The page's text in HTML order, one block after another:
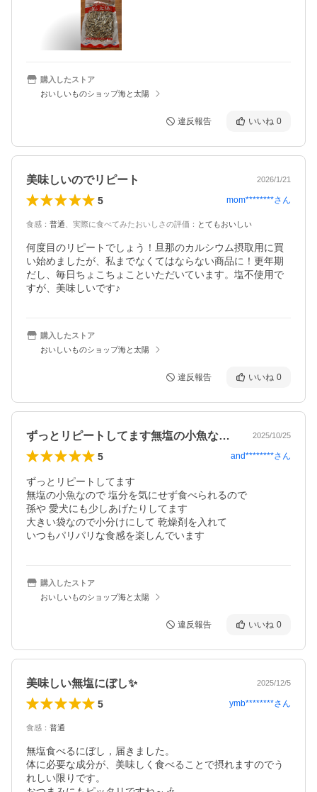
購入したストア
おいしいものショップ海と太陽
違反報告 いいね 0
美味しいのでリピート 2026/1/21
5 mom********さん
食感 ： 普通 実際に食べてみたおいしさの評価 ： とてもおいしい
何度目のリピートでしょう！旦那のカルシウム摂取用に買
い始めましたが、私までなくてはならない商品に！更年期
だし、毎日ちょこちょこといただいています。塩不使用で
すが、美味しいです♪
購入したストア
おいしいものショップ海と太陽
違反報告 いいね 0
ずっとリピートしてます無塩の小魚なので… 2025/10/25
5 and********さん
ずっとリピートしてます
無塩の小魚なので 塩分を気にせず食べられるので
孫や 愛犬にも少しあげたりしてます
大きい袋なので小分けにして 乾燥剤を入れて
いつもパリパリな食感を楽しんでいます
購入したストア
おいしいものショップ海と太陽
違反報告 いいね 0
美味しい無塩にぼし✨ 2025/12/5
5 ymb********さん
食感 ： 普通
無塩食べるにぼし，届きました。
体に必要な成分が、美味しく食べることで摂れますのでう
れしい限りです。